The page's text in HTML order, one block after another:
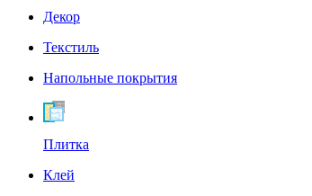
Декор
Текстиль
Напольные покрытия
Плитка
Клей